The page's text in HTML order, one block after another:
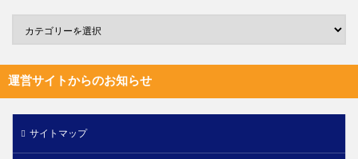
運営サイトからのお知らせ
サイトマップ